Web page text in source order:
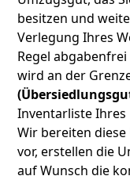
besitzen und
Verlegung Ihres
Regel
wird an der
Inventarliste
Wir bereiten
vor, erstellen die
auf Wunsch die